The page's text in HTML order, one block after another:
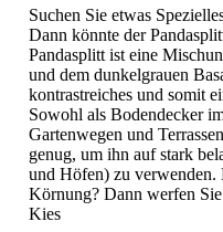
Suchen Sie etwas
Dann könnte der
Pandasplitt ist eine
und dem dunkelgrauen
kontrastreiches und somit
Sowohl als Bodendecker
Gartenwegen und
genug, um ihn auf stark
und Höfen) zu verwenden.
Körnung? Dann werfen
Kies